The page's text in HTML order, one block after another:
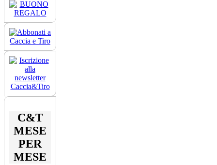
C&T
MESE
PER
MESE